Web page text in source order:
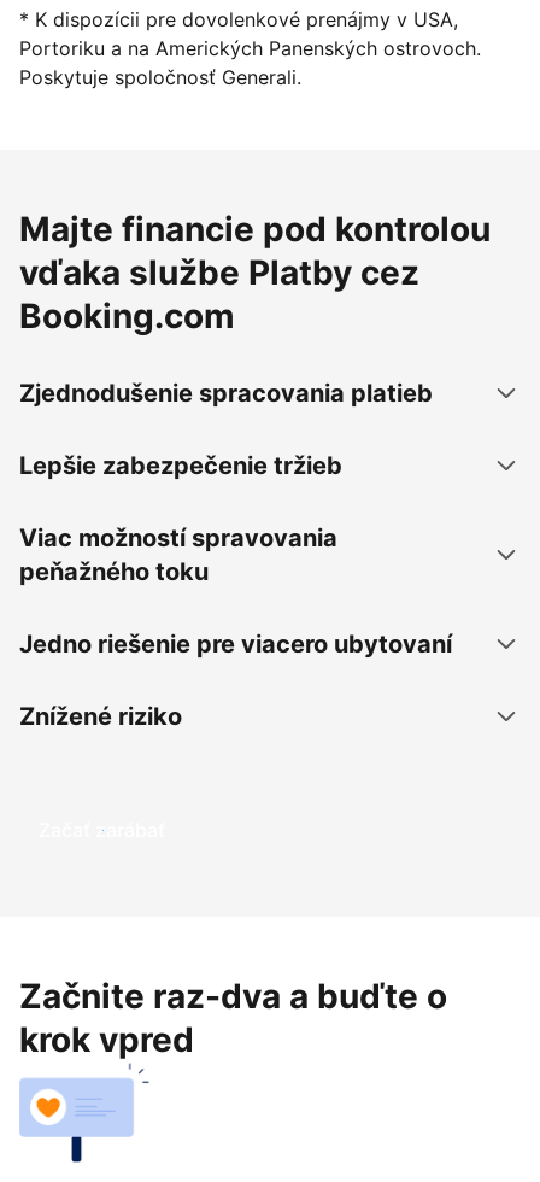
* K dispozícii pre dovolenkové prenájmy v USA,
Portoriku a na Amerických Panenských ostrovoch.
Poskytuje spoločnosť Generali.
Majte financie pod kontrolou
vďaka službe Platby cez
Booking.com
Zjednodušenie spracovania platieb
Lepšie zabezpečenie tržieb
Viac možností spravovania
peňažného toku
Jedno riešenie pre viacero ubytovaní
Znížené riziko
Začať zarábať
Začnite raz-dva a buďte o
krok vpred